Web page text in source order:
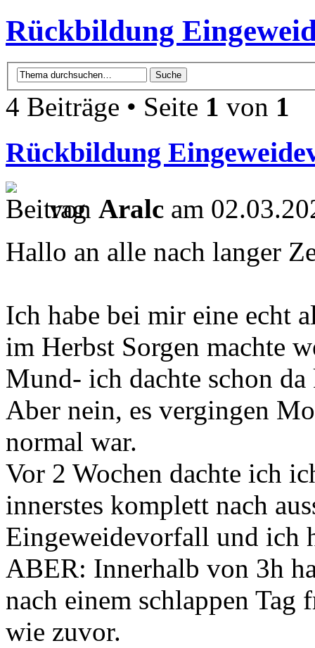
Rückbildung
4 Beiträge • Seite 1 von 1
Rückbildung
von Aralc am
Hallo an alle nach langer
Ich habe bei mir eine echt
im Herbst Sorgen machte
Mund- ich dachte schon
Aber nein, es vergingen
normal war.
Vor 2 Wochen dachte ich
innerstes komplett nach
Eingeweidevorfall und ich
ABER: Innerhalb von 3h
nach einem schlappen
wie zuvor.